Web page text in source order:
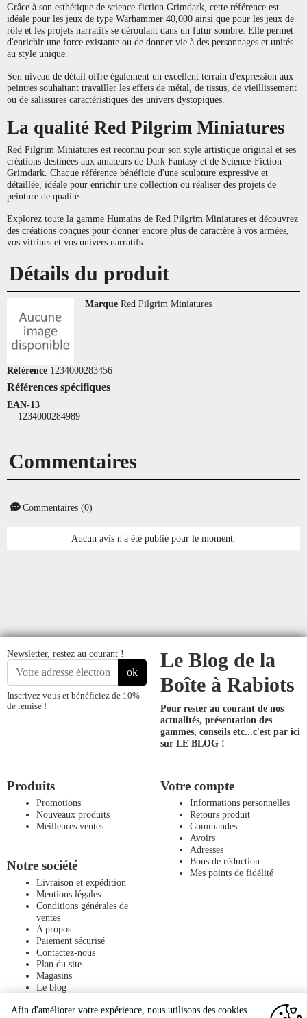
Grâce à son esthétique de science-fiction Grimdark, cette référence est
idéale pour les jeux de type Warhammer 40,000 ainsi que pour les jeux de
rôle et les projets narratifs se déroulant dans un futur sombre. Elle permet
d'enrichir une force existante ou de donner vie à des personnages et unités
au style unique.
Son niveau de détail offre également un excellent terrain d'expression aux
peintres souhaitant travailler les effets de métal, de tissus, de vieillissement
ou de salissures caractéristiques des univers dystopiques.
La qualité Red Pilgrim Miniatures
Red Pilgrim Miniatures est reconnu pour son style artistique original et ses
créations destinées aux amateurs de Dark Fantasy et de Science-Fiction
Grimdark. Chaque référence bénéficie d'une sculpture expressive et
détaillée, idéale pour enrichir une collection ou réaliser des projets de
peinture de qualité.
Explorez toute la gamme Humains de Red Pilgrim Miniatures et découvrez
des créations conçues pour donner encore plus de caractère à vos armées,
vos vitrines et vos univers narratifs.
Détails du produit
Marque Red Pilgrim Miniatures
Référence 1234000283456
Références spécifiques
EAN-13
1234000284989
Commentaires
Commentaires (0)
Aucun avis n'a été publié pour le moment.
Newsletter, restez au courant !
ok
Inscrivez vous et bénéficiez de 10%
de remise !
Le Blog de la
Boîte à Rabiots
Pour rester au courant de nos
actualités, présentation des
gammes, conseils etc...c'est par ici
sur LE BLOG !
Produits
Promotions
Nouveaux produits
Meilleures ventes
Notre société
Livraison et expédition
Mentions légales
Conditions générales de
ventes
A propos
Paiement sécurisé
Contactez-nous
Plan du site
Magasins
Le blog
Votre compte
Informations personnelles
Retours produit
Commandes
Avoirs
Adresses
Bons de réduction
Mes points de fidélité
Afin d'améliorer votre expérience, nous utilisons des cookies